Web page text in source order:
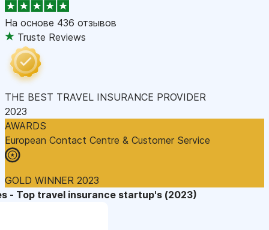
На основе 436 отзывов
Truste Reviews
THE BEST TRAVEL INSURANCE PROVIDER
2023
AWARDS
European Contact Centre & Customer Service
GOLD WINNER 2023
- Top travel insurance startup's (2023)